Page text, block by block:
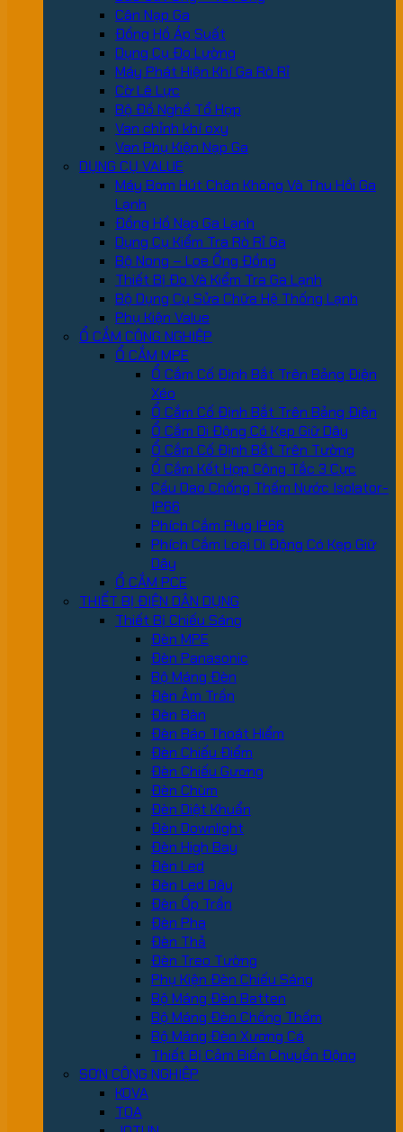
Cân Nạp Ga
Đồng Hồ Áp Suất
Dụng Cụ Đo Lường
Máy Phát Hiện Khí Ga Rò Rỉ
Cờ Lê Lực
Bộ Đồ Nghề Tổ Hợp
Van chỉnh khí oxy
Van Phụ Kiện Nạp Ga
DỤNG CỤ VALUE
Máy Bơm Hút Chân Không Và Thu Hồi Ga
Lạnh
Đồng Hồ Nạp Ga Lạnh
Dụng Cụ Kiểm Tra Rò Rỉ Ga
Bộ Nong – Loe Ống Đồng
Thiết Bị Đo Và Kiểm Tra Ga Lạnh
Bộ Dụng Cụ Sửa Chữa Hệ Thống Lạnh
Phụ Kiện Value
Ổ CẮM CÔNG NGHIỆP
Ổ CẮM MPE
Ổ Cắm Cố Định Bắt Trên Bảng Điện
Xéo
Ổ Cắm Cố Định Bắt Trên Bảng Điện
Ổ Cắm Di Động Có Kẹp Giữ Dây
Ổ Cắm Cố Định Bắt Trên Tường
Ổ Cắm Kết Hợp Công Tắc 3 Cực
Cầu Dao Chống Thấm Nước Isolator-
IP66
Phích Cắm Plug IP66
Phích Cắm Loại Di Động Có Kẹp Giữ
Dây
Ổ CẮM PCE
THIẾT BỊ ĐIỆN DÂN DỤNG
Thiết Bị Chiếu Sáng
Đèn MPE
Đèn Panasonic
Bộ Máng Đèn
Đèn Âm Trần
Đèn Bàn
Đèn Báo Thoát Hiểm
Đèn Chiếu Điểm
Đèn Chiếu Gương
Đèn Chùm
Đèn Diệt Khuẩn
Đèn Downlight
Đèn High Bay
Đèn Led
Đèn Led Dây
Đèn Ốp Trần
Đèn Pha
Đèn Thả
Đèn Treo Tường
Phụ Kiện Đèn Chiếu Sáng
Bộ Máng Đèn Batten
Bộ Máng Đèn Chống Thấm
Bộ Máng Đèn Xương Cá
Thiết Bị Cảm Biến Chuyển Động
SƠN CÔNG NGHIỆP
KOVA
TOA